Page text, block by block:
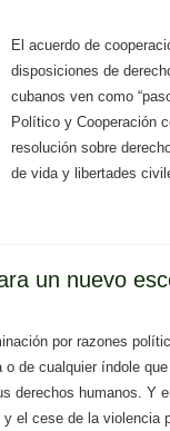
El acuerdo de
disposiciones de
cubanos ven como
Político y Cooperación
resolución sobre
de vida y libertades
un nuevo
por razones
de cualquier índole
derechos humanos. Y
el cese de la violencia